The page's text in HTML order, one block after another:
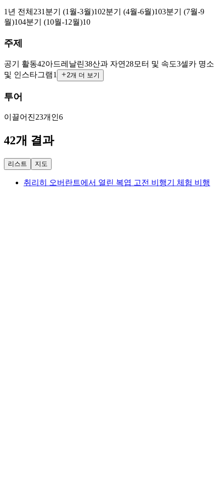
1년 전체 231분기 (1월-3월)102분기 (4월-6월)103분기 (7월-9
월)104분기 (10월-12월)10
주제
공기 활동42아드레날린38산과 자연 28모터 및 속도3셀카 명소
및 인스타그램1 2개 더 보기
투어
이끌어진23개인6
42개 결과
리스트 지도
취리히 오버란트에서 열린 복엽 고전 비행기 체험 비행